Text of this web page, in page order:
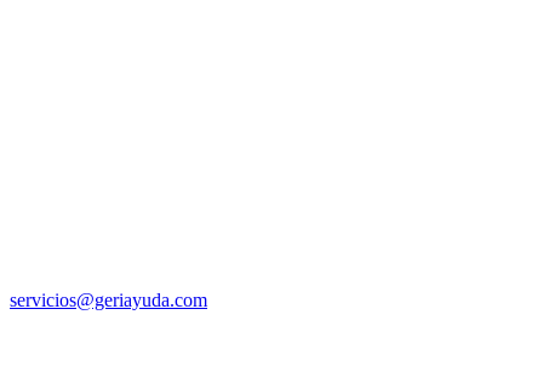
servicios@geriayuda.com